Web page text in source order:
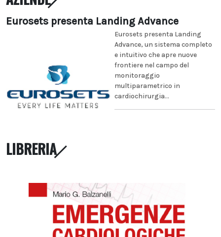
Eurosets presenta Landing Advance
Eurosets presenta Landing
Advance, un sistema completo
e intuitivo che apre nuove
frontiere nel campo del
monitoraggio
multiparametrico in
cardiochirurgia...
LIBRERIA